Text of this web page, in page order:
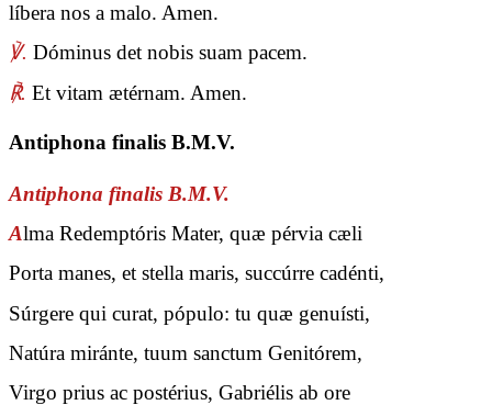
líbera nos a malo. Amen.
℣. Dóminus det nobis suam pacem.
℟. Et vitam ætérnam. Amen.
Antiphona finalis B.M.V.
Antiphona finalis B.M.V.
Alma Redemptóris Mater, quæ pérvia cæli
Porta manes, et stella maris, succúrre cadénti,
Súrgere qui curat, pópulo: tu quæ genuísti,
Natúra miránte, tuum sanctum Genitórem,
Virgo prius ac postérius, Gabriélis ab ore